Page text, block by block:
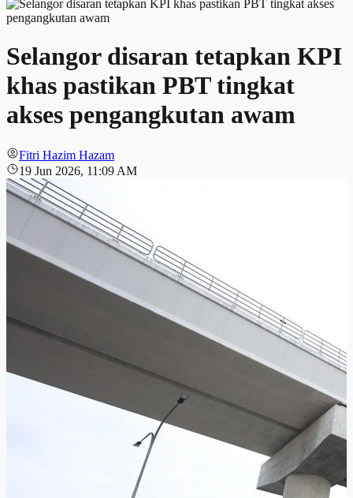
Selangor disaran tetapkan KPI
khas pastikan PBT tingkat
akses pengangkutan awam
Fitri Hazim Hazam
19 Jun 2026, 11:09 AM